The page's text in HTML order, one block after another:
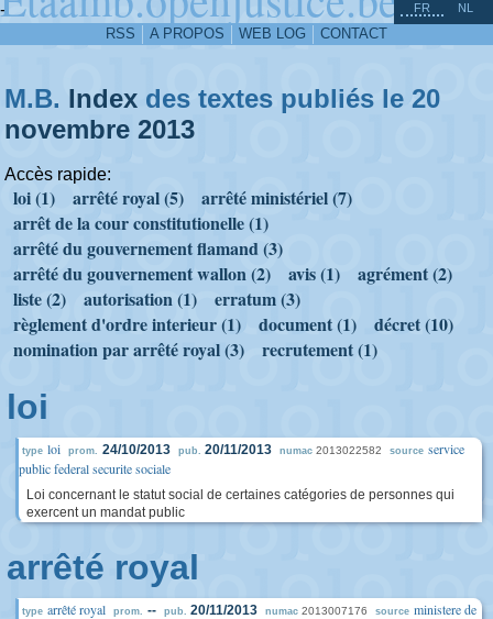
-
RSS A PROPOS WEB LOG CONTACT
FR NL
M.B. Index des textes publiés le 20
novembre 2013
Accès rapide:
loi (1) arrêté royal (5)
arrêté ministériel (7)
arrêt de la cour constitutionelle (1)
arrêté du gouvernement flamand (3)
arrêté du gouvernement wallon (2)
avis (1)
agrément (2)
liste (2)
autorisation (1)
erratum (3)
règlement d'ordre interieur (1)
document (1)
décret (10)
nomination par arrêté royal (3)
recrutement (1)
loi
type loi prom. 24/10/2013 pub. 20/11/2013 numac 2013022582 source service
public federal securite sociale
Loi concernant le statut social de certaines catégories de personnes qui
exercent un mandat public
arrêté royal
type arrêté royal prom. -- pub. 20/11/2013 numac 2013007176 source ministere de
^